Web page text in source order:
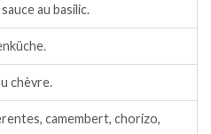
au basilic.
chèvre.
camembert, chorizo,